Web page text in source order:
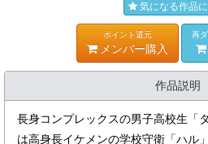
気になる作品
ポイント還元
メンバー購入
再
作品説明
長身コンプレックスの男子高校生「
は高身長イケメンの学校守衛「ハル」